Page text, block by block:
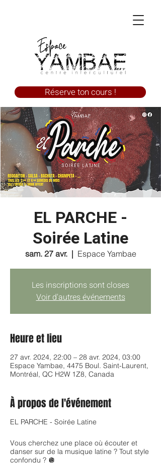
Réserve ton cours !
EL PARCHE -
Soirée Latine
sam. 27 avr.
  |
Espace Yambae
Les inscriptions sont closes
Voir d'autres événements
Heure et lieu
27 avr. 2024, 22:00 – 28 avr. 2024, 03:00
Espace Yambae, 4475 Boul. Saint-Laurent,
Montréal, QC H2W 1Z8, Canada
À propos de l'événement
EL PARCHE - Soirée Latine
Vous cherchez une place où écouter et
danser sur de la musique latine ? Tout style
confondu ? 🪩